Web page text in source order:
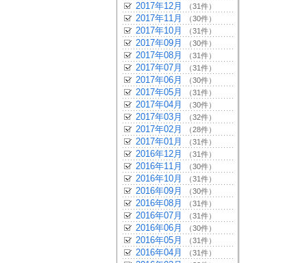
2017年12月 （31件）
2017年11月 （30件）
2017年10月 （31件）
2017年09月 （30件）
2017年08月 （31件）
2017年07月 （31件）
2017年06月 （30件）
2017年05月 （31件）
2017年04月 （30件）
2017年03月 （32件）
2017年02月 （28件）
2017年01月 （31件）
2016年12月 （31件）
2016年11月 （30件）
2016年10月 （31件）
2016年09月 （30件）
2016年08月 （31件）
2016年07月 （31件）
2016年06月 （30件）
2016年05月 （31件）
2016年04月 （31件）